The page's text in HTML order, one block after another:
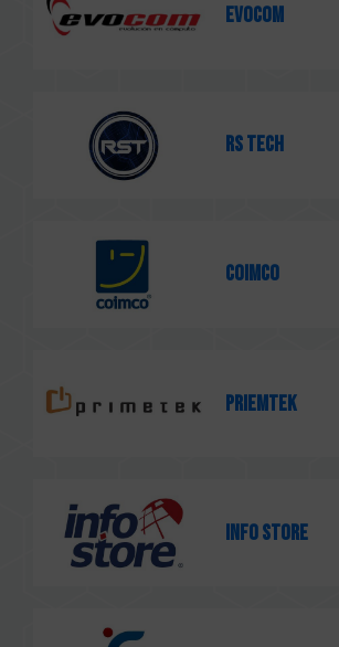
EVOCOM
RS Tech
Coimco
Priemtek
Info Store